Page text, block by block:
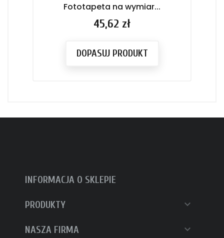
Fototapeta na wymiar...
Cena
45,62 zł
DOPASUJ PRODUKT
INFORMACJA O SKLEPIE
PRODUKTY 
NASZA FIRMA 